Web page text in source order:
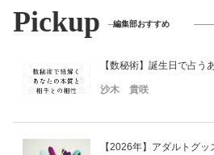
Pickup 編集部おすすめ
【数秘術】誕生日で占う
沙木 貴咲
【2026年】アダルトグ